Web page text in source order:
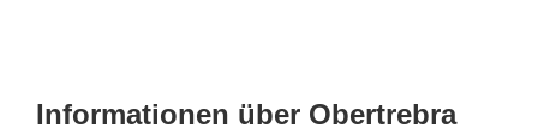
Informationen über Obertrebra